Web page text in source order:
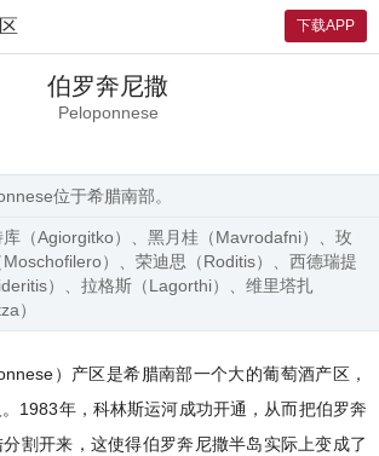
下载APP
伯罗奔尼撒
Peloponnese
位于希腊南部。
库（Agiorgitko）、黑月桂（Mavrodafni）、玫
）、荣迪思（Roditis）、西德瑞提
）、拉格斯（Lagorthi）、维里塔扎
）
）产区是希腊南部一个大的葡萄酒产区，
1983年，科林斯运河成功开通，从而把伯罗奔
割开来，这使得伯罗奔尼撒半岛实际上变成了